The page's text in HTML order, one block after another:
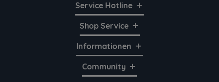
Service Hotline
Shop Service
Informationen
Community